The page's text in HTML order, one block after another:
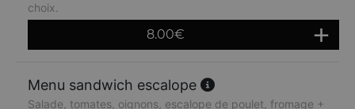
choix.
8.00€
Menu sandwich escalope
Salade, tomates, oignons, escalope de poulet, fromage +